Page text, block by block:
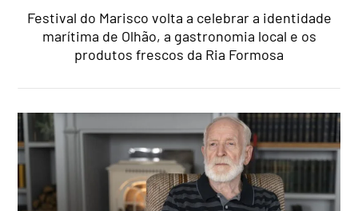
Festival do Marisco volta a celebrar a identidade
marítima de Olhão, a gastronomia local e os
produtos frescos da Ria Formosa